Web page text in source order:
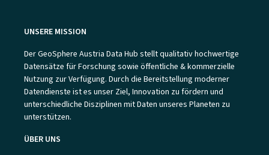
UNSERE MISSION
Der GeoSphere Austria Data Hub stellt qualitativ hochwertige
Datensätze für Forschung sowie öffentliche & kommerzielle
Nutzung zur Verfügung. Durch die Bereitstellung moderner
Datendienste ist es unser Ziel, Innovation zu fördern und
unterschiedliche Disziplinen mit Daten unseres Planeten zu
unterstützen.
ÜBER UNS